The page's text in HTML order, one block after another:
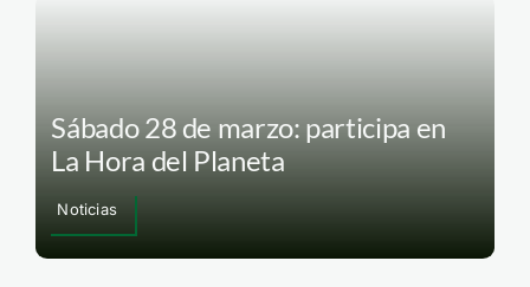
Sábado 28 de marzo: participa en
La Hora del Planeta
Noticias